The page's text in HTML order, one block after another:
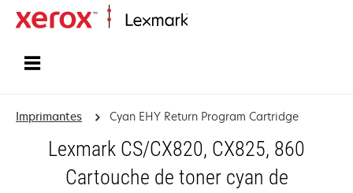
Imprimantes Cyan EHY Return Program Cartridge
Lexmark CS/CX820, CX825, 860
Cartouche de toner cyan de